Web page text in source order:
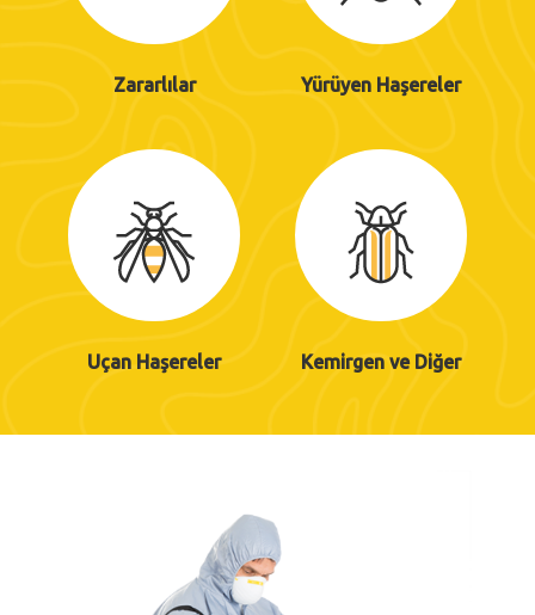
Zararlılar Yürüyen Haşereler
Uçan Haşereler Kemirgen ve Diğer